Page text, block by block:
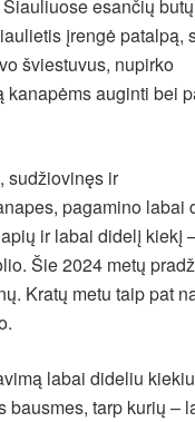
esančių
įrengė patalpą,
šviestuvus, nupirko
auginti bei
sudžiovinęs ir
pagamino labai
ir labai didelį kiekį
Šie 2024 metų
Kratų metu taip pat
labai dideliu
bausmes, tarp kurių –